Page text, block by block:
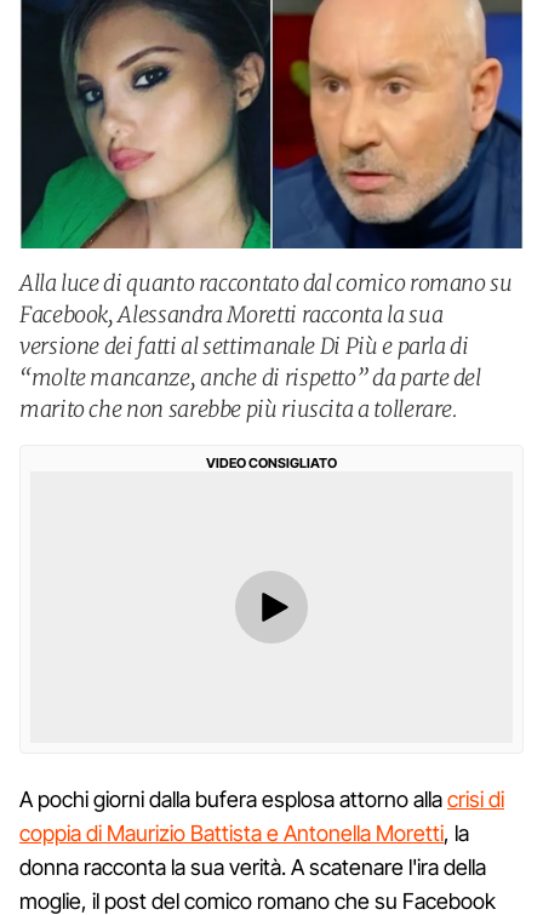
Alla luce di quanto raccontato dal comico romano su
Facebook, Alessandra Moretti racconta la sua
versione dei fatti al settimanale Di Più e parla di
“molte mancanze, anche di rispetto” da parte del
marito che non sarebbe più riuscita a tollerare.
VIDEO CONSIGLIATO
A pochi giorni dalla bufera esplosa attorno allacrisi di
coppia di Maurizio Battista e Antonella Moretti, la
donna racconta la sua verità. A scatenare l'ira della
moglie, il post del comico romano che su Facebook